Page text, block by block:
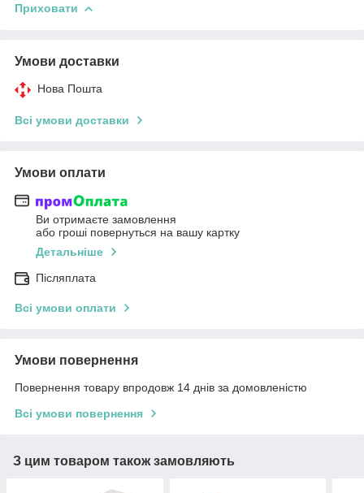
Приховати
Умови доставки
Нова Пошта
Всі умови доставки
Умови оплати
Ви отримаєте замовлення
або гроші повернуться на вашу картку
Детальніше
Післяплата
Всі умови оплати
Умови повернення
Повернення товару впродовж 14 днів за домовленістю
Всі умови повернення
З цим товаром також замовляють